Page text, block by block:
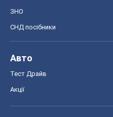
ЗНО
СНД посібники
Авто
Тест Драйв
Акції